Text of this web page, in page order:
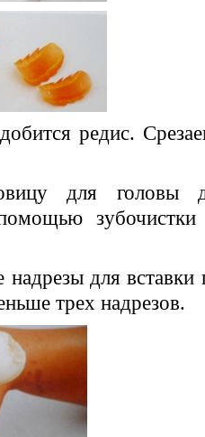
редис.
для головы
надрезы для
трех надрезов.